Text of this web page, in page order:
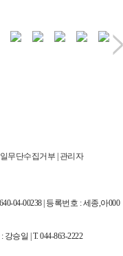
무단수집거부 | 관리자
04-00238 | 등록번호 : 세종,아000
승일 | T. 044-863-2222